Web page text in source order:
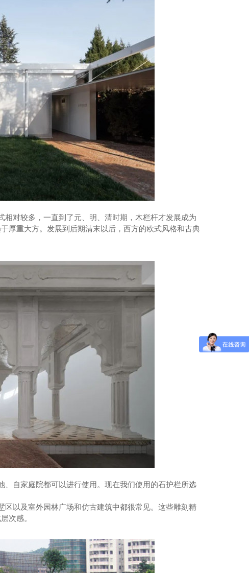
对较多，一直到了元、明、清时期，木栏杆才发展成为
厚重大方。发展到后期清末以后，西方的欧式风格和古典
自家庭院都可以进行使用。现在我们使用的石护栏所选
以及室外园林广场和仿古建筑中都很常见。这些雕刻精
次感。